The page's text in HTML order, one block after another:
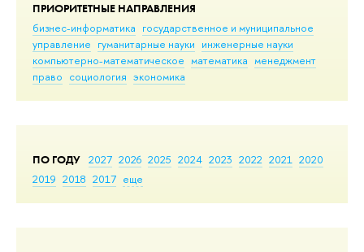
ПРИОРИТЕТНЫЕ НАПРАВЛЕНИЯ
бизнес-информатика государственное и муниципальное
управление гуманитарные науки инженерные науки
компьютерно-математическое математика менеджмент
право социология экономика
ПО ГОДУ 2027 2026 2025 2024 2023 2022 2021 2020
2019 2018 2017 еще